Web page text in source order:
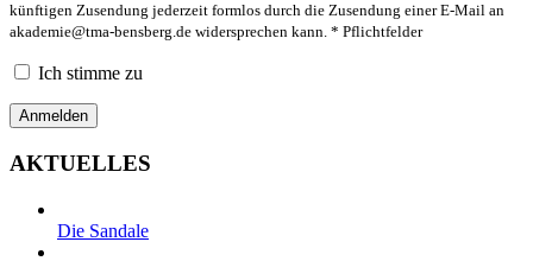
künftigen Zusendung jederzeit formlos durch die Zusendung einer E-Mail an
akademie@tma-bensberg.de widersprechen kann. * Pflichtfelder
Ich stimme zu
AKTUELLES
Die Sandale